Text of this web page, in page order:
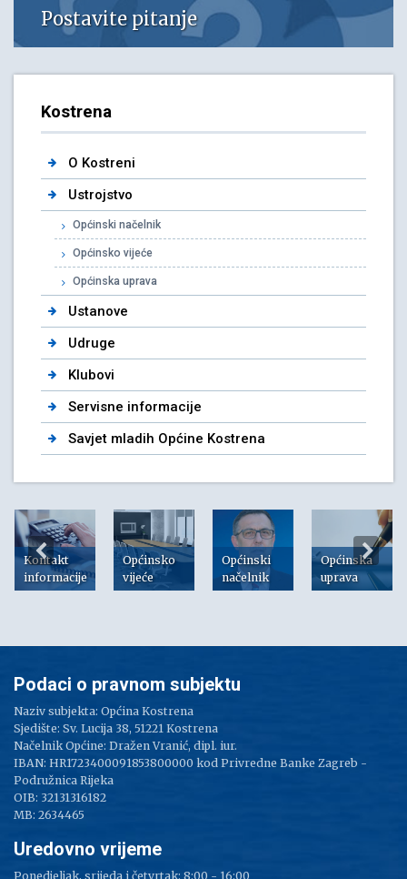
Postavite pitanje
Kostrena
O Kostreni
Ustrojstvo
Općinski načelnik
Općinsko vijeće
Općinska uprava
Ustanove
Udruge
Klubovi
Servisne informacije
Savjet mladih Općine Kostrena
Kontakt
informacije
Općinsko
vijeće
Općinski
načelnik
Općinska
uprava
Podaci o pravnom subjektu
Naziv subjekta: Općina Kostrena
Sjedište: Sv. Lucija 38, 51221 Kostrena
Načelnik Općine: Dražen Vranić, dipl. iur.
IBAN: HR1723400091853800000 kod Privredne Banke Zagreb -
Podružnica Rijeka
OIB: 32131316182
MB: 2634465
Uredovno vrijeme
Ponedjeljak, srijeda i četvrtak: 8:00 - 16:00